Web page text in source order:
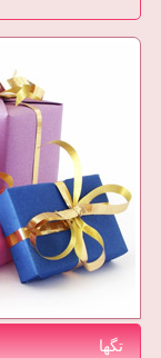
تگها